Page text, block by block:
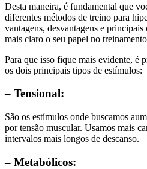
Desta maneira, é fundamental que
diferentes métodos de treino para
vantagens, desvantagens e
mais claro o seu papel no
Para que isso fique mais evidente, é
os dois principais tipos de estímulos:
– Tensional:
São os estímulos onde buscamos
por tensão muscular. Usamos mais
intervalos mais longos de descanso.
– Metabólicos: